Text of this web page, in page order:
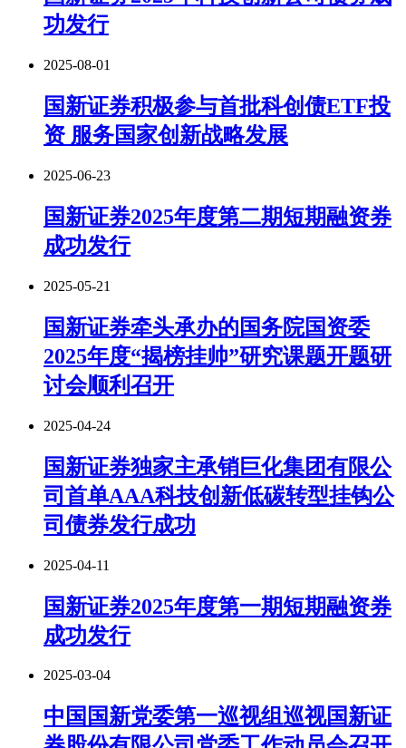
功发行
2025-08-01
国新证券积极参与首批科创债ETF投
资 服务国家创新战略发展
2025-06-23
国新证券2025年度第二期短期融资券
成功发行
2025-05-21
国新证券牵头承办的国务院国资委
2025年度“揭榜挂帅”研究课题开题研
讨会顺利召开
2025-04-24
国新证券独家主承销巨化集团有限公
司首单AAA科技创新低碳转型挂钩公
司债券发行成功
2025-04-11
国新证券2025年度第一期短期融资券
成功发行
2025-03-04
中国国新党委第一巡视组巡视国新证